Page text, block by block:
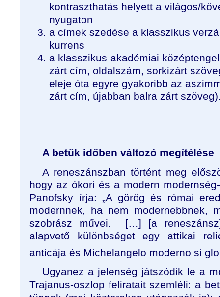
kontraszthatás helyett a világos/
nyugaton
a címek szedése a klasszikus
kurrens
a klasszikus-akadémiai
zárt cím, oldalszám, sorkizárt
eleje óta egyre gyakoribb az
zárt cím, újabban balra zárt
A betűk időben változó megítélése
A reneszánszban történt meg
hogy az ókori és a modern
Panofsky írja: „A görög és római
modernnek, ha nem modernebbnek,
szobrász művei. […] [a
alapvető különbséget egy attikai
anticája és Michelangelo moderno si
Ugyanez a jelenség játszódik le a
Trajanus-oszlop feliratait szemléli: a